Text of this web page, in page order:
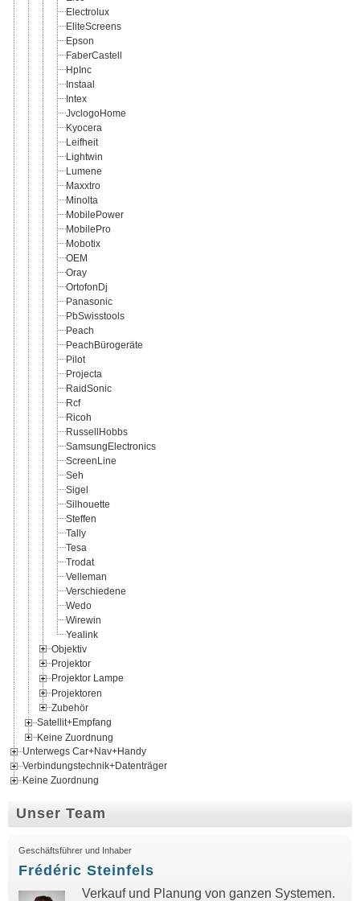
Electrolux
EliteScreens
Epson
FaberCastell
HpInc
Instaal
Intex
JvclogoHome
Kyocera
Leifheit
Lightwin
Lumene
Maxxtro
Minolta
MobilePower
MobilePro
Mobotix
OEM
Oray
OrtofonDj
Panasonic
PbSwisstools
Peach
PeachBürogeräte
Pilot
Projecta
RaidSonic
Rcf
Ricoh
RussellHobbs
SamsungElectronics
ScreenLine
Seh
Sigel
Silhouette
Steffen
Tally
Tesa
Trodat
Velleman
Verschiedene
Wedo
Wirewin
Yealink
Objektiv
Projektor
Projektor Lampe
Projektoren
Zubehör
Satellit+Empfang
Keine Zuordnung
Unterwegs Car+Nav+Handy
Verbindungstechnik+Datenträger
Keine Zuordnung
Unser Team
Geschäftsführer und Inhaber
Frédéric Steinfels
Verkauf und Planung von ganzen Systemen.